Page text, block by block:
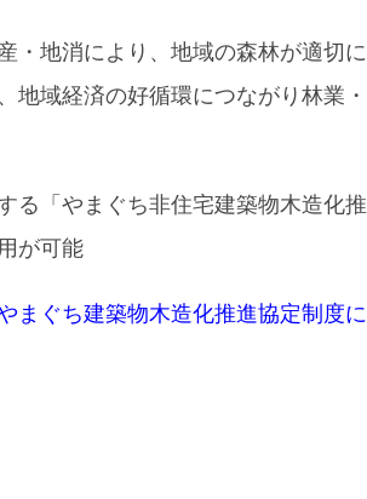
・地消により、地域の森林が適切
地域経済の好循環につながり林業
る「やまぐち非住宅建築物木造化
が可能
まぐち建築物木造化推進協定制度